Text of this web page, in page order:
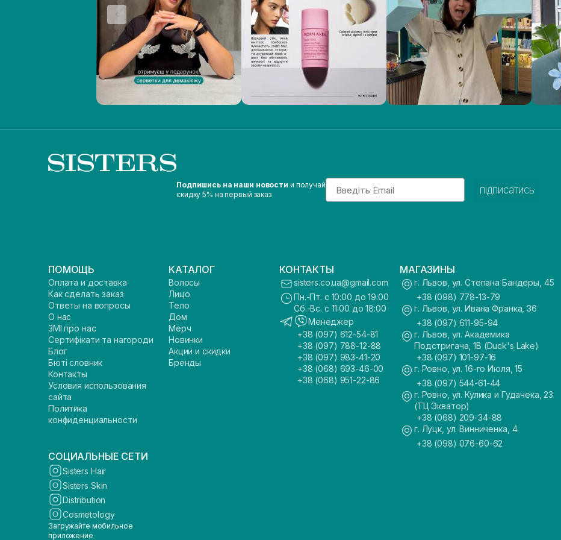
Подпишись на наши новости и получай
скидку 5% на первый заказ
Email
підписатись
ПОМОЩЬ
Оплата и доставка
Как сделать заказ
Ответы на вопросы
О нас
ЗМІ про нас
Сертифікати та нагороди
Блог
Бюті словник
Контакты
Условия использования
сайта
Политика
конфиденциальности
КАТАЛОГ
Волосы
Лицо
Тело
Дом
Мерч
Новинки
Акции и скидки
Бренды
КОНТАКТЫ
sisters.co.ua@gmail.com
Пн.-Пт. с 10:00 до 19:00
Сб.-Вс. с 11:00 до 18:00
Менеджер
+38 (097) 612-54-81
+38 (097) 788-12-88
+38 (097) 983-41-20
+38 (068) 693-46-00
+38 (068) 951-22-86
МАГАЗИНЫ
г. Львов, ул. Степана Бандеры, 45
+38 (098) 778-13-79
г. Львов, ул. Ивана Франка, 36
+38 (097) 611-95-94
г. Львов, ул. Академика
Подстригача, 1В (Duck's Lake)
+38 (097) 101-97-16
г. Ровно, ул. 16-го Июля, 15
+38 (097) 544-61-44
г. Ровно, ул. Кулика и Гудачека, 23
(ТЦ Экватор)
+38 (068) 209-34-88
г. Луцк, ул. Винниченка, 4
+38 (098) 076-60-62
СОЦИАЛЬНЫЕ СЕТИ
Sisters Hair
Sisters Skin
Distribution
Cosmetology
Загружайте мобильное
приложение